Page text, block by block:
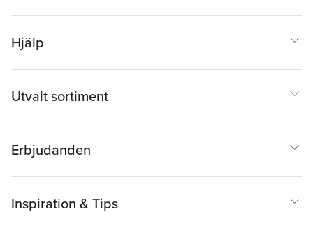
Hjälp
Utvalt sortiment
Erbjudanden
Inspiration & Tips